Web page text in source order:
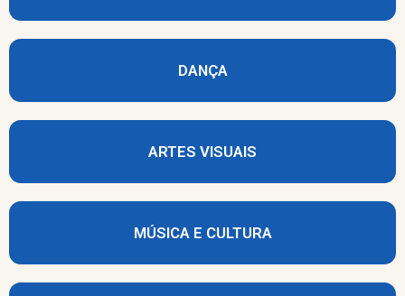
DANÇA
ARTES VISUAIS
MÚSICA E CULTURA